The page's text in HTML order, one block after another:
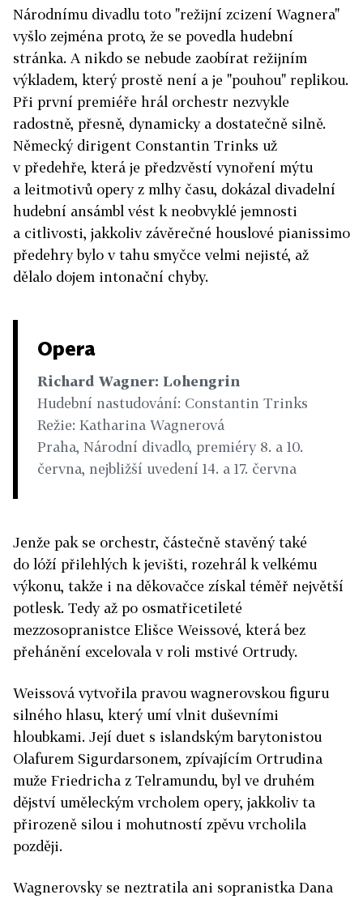
Národnímu divadlu toto "režijní zcizení Wagnera"
vyšlo zejména proto, že se povedla hudební
stránka. A nikdo se nebude zaobírat režijním
výkladem, který prostě není a je "pouhou" replikou.
Při první premiéře hrál orchestr nezvykle
radostně, přesně, dynamicky a dostatečně silně.
Německý dirigent Constantin Trinks už
v předehře, která je předzvěstí vynoření mýtu
a leitmotivů opery z mlhy času, dokázal divadelní
hudební ansámbl vést k neobvyklé jemnosti
a citlivosti, jakkoliv závěrečné houslové pianissimo
předehry bylo v tahu smyčce velmi nejisté, až
dělalo dojem intonační chyby.
Opera
Richard Wagner: Lohengrin
Hudební nastudování: Constantin Trinks
Režie: Katharina Wagnerová
Praha, Národní divadlo, premiéry 8. a 10.
června, nejbližší uvedení 14. a 17. června
Jenže pak se orchestr, částečně stavěný také
do lóží přilehlých k jevišti, rozehrál k velkému
výkonu, takže i na děkovačce získal téměř největší
potlesk. Tedy až po osmatřicetileté
mezzosopranistce Elišce Weissové, která bez
přehánění excelovala v roli mstivé Ortrudy.
Weissová vytvořila pravou wagnerovskou figuru
silného hlasu, který umí vlnit duševními
hloubkami. Její duet s islandským barytonistou
Olafurem Sigurdarsonem, zpívajícím Ortrudina
muže Friedricha z Telramundu, byl ve druhém
dějství uměleckým vrcholem opery, jakkoliv ta
přirozeně silou i mohutností zpěvu vrcholila
později.
Wagnerovsky se neztratila ani sopranistka Dana